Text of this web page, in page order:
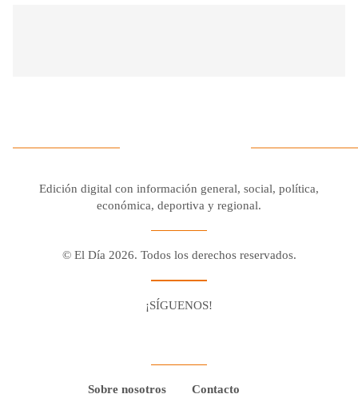
Edición digital con información general, social, política,
económica, deportiva y regional.
© El Día 2026. Todos los derechos reservados.
¡SÍGUENOS!
Sobre nosotros
Contacto